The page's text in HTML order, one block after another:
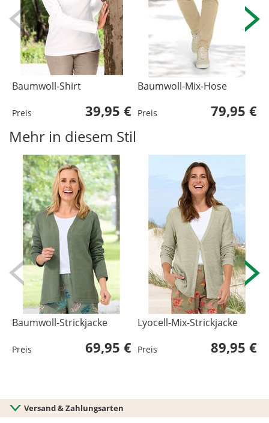
Baumwoll-Shirt
Preis 39,95 €
Baumwoll-Mix-Hose
Preis 79,95 €
Mehr in diesem Stil
Baumwoll-Strickjacke
Preis 69,95 €
Lyocell-Mix-Strickjacke
Preis 89,95 €
Versand & Zahlungsarten